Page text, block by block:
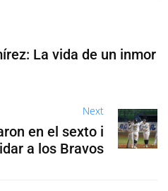
La vida de un inmor
Next
en el sexto i
a los Bravos